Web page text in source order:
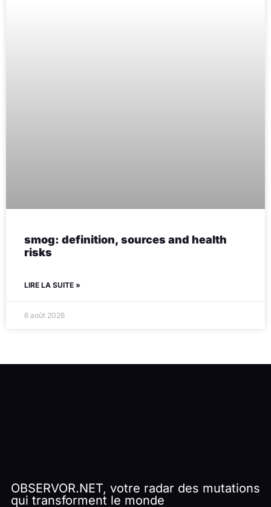
smog: definition, sources and health
risks
LIRE LA SUITE »
6 août 2026
OBSERVOR.NET, votre radar des mutations
qui transforment le monde